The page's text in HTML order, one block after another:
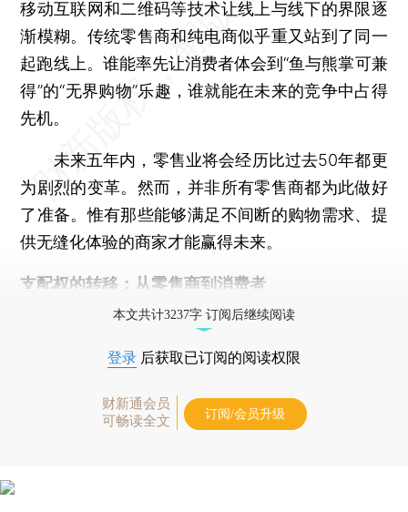
移动互联网和二维码等技术让线上与线下的界限逐
渐模糊。传统零售商和纯电商似乎重又站到了同一
起跑线上。谁能率先让消费者体会到“鱼与熊掌可兼
得”的“无界购物”乐趣，谁就能在未来的竞争中占得
先机。
未来五年内，零售业将会经历比过去50年都更
为剧烈的变革。然而，并非所有零售商都为此做好
了准备。惟有那些能够满足不间断的购物需求、提
供无缝化体验的商家才能赢得未来。
支配权的转移：从零售商到消费者
本文共计3237字 订阅后继续阅读
登录 后获取已订阅的阅读权限
财新通会员
可畅读全文
订阅/会员升级